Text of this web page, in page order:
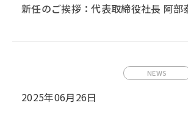
新任のご挨拶：代表取締役社長 阿部
2025年06月26日
NEWS